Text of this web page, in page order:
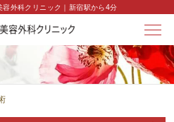
外科クリニック｜新宿駅から4分